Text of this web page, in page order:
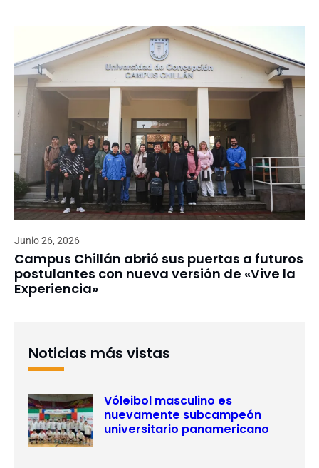
Junio 26, 2026
Campus Chillán abrió sus puertas a futuros
postulantes con nueva versión de «Vive la
Experiencia»
Noticias más vistas
Vóleibol masculino es
nuevamente subcampeón
universitario panamericano